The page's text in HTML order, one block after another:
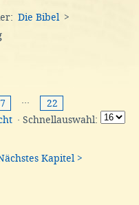
Die Bibel
>
···
22
· Schnellauswahl:
Kapitel >